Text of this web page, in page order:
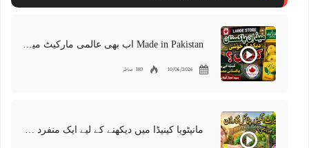
10/06/2026 183 مناظر